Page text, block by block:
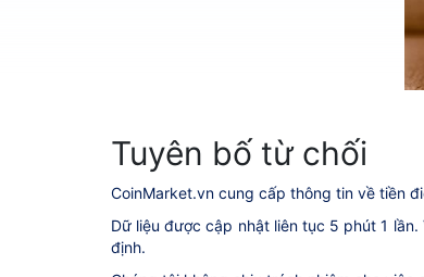
Tuyên bố từ chối
CoinMarket.vn cung cấp thông tin về tiền
Dữ liệu được cập nhật liên tục 5 phút 1
định.